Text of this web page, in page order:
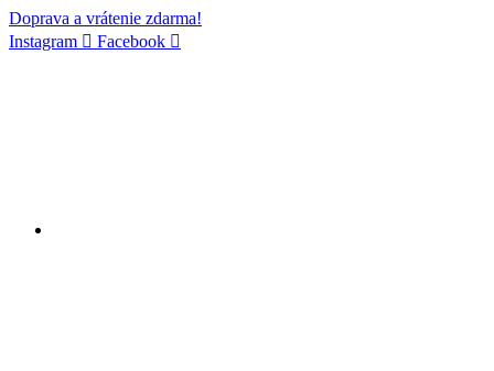
Doprava a vrátenie zdarma!
Instagram
Facebook